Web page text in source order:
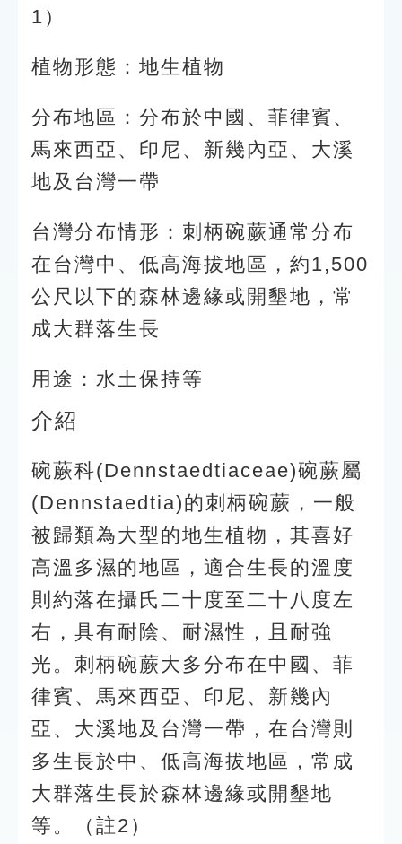
1）
植物形態：地生植物
分布地區：分布於中國、菲律賓、
馬來西亞、印尼、新幾內亞、大溪
地及台灣一帶
台灣分布情形：刺柄碗蕨通常分布
在台灣中、低高海拔地區，約1,500
公尺以下的森林邊緣或開墾地，常
成大群落生長
用途：水土保持等
介紹
碗蕨科(Dennstaedtiaceae)碗蕨屬
(Dennstaedtia)的刺柄碗蕨，一般
被歸類為大型的地生植物，其喜好
高溫多濕的地區，適合生長的溫度
則約落在攝氏二十度至二十八度左
右，具有耐陰、耐濕性，且耐強
光。刺柄碗蕨大多分布在中國、菲
律賓、馬來西亞、印尼、新幾內
亞、大溪地及台灣一帶，在台灣則
多生長於中、低高海拔地區，常成
大群落生長於森林邊緣或開墾地
等。（註2）